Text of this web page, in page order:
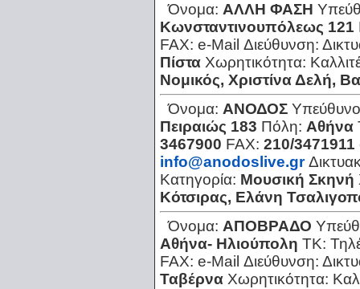
Όνομα: ΑΛΛΗ ΦΑΣΗ
Κωνσταντινουπόλεως 121
FAX: e-Mail Διεύθυνση:
Πίστα Χωρητικότητα:
Νομικός, Χριστίνα Δελή,
Όνομα: ΑΝΟΔΟΣ
Πειραιώς 183 Πόλη: Αθήνα
3467900 FAX: 210/3471911
info@anodoslive.gr
Κατηγορία: Μουσική Σκηνή
Κότσιρας, Ελάνη
Όνομα: ΑΠΟΒΡΑΔΟ
Αθήνα- Ηλιούπολη ΤΚ:
FAX: e-Mail Διεύθυνση:
Ταβέρνα Χωρητικότητα: